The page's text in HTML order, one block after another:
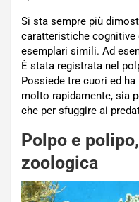
Si sta sempre più
caratteristiche
esemplari simili. Ad
È stata registrata nel
Possiede tre cuori ed
molto rapidamente, sia
che per sfuggire ai
Polpo e
zoologica